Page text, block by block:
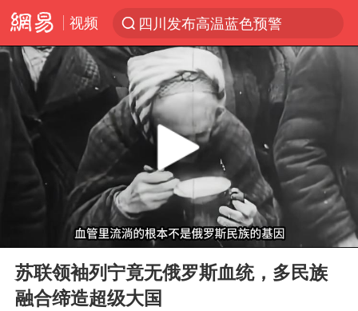
视频
四川发布高温蓝色预警
台风“白海豚”登陆 各地各部门全力应对
上海鼓励居家办公
费大厨口号更改 不再宣传小炒肉大王
独闯南太行失联女子遗体已找到
成都多趟列车临时停运
多地银行上调存款利率
演员秦焰去世 曾出演《狂飙》
Play
苏联领袖列宁竟无俄罗斯血统，多民族
融合缔造超级大国